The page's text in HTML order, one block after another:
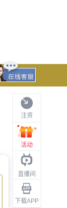
注资
活动
直播间
下载APP